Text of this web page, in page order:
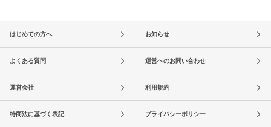
はじめての方へ お知らせ
よくある質問 運営へのお問い合わせ
運営会社 利用規約
特商法に基づく表記 プライバシーポリシー